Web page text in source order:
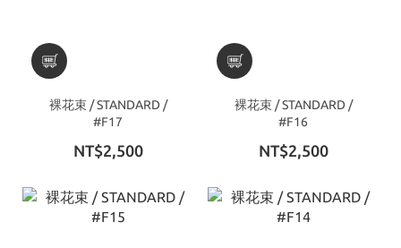
裸花束 / STANDARD /
#F17
NT$2,500
裸花束 / STANDARD /
#F16
NT$2,500